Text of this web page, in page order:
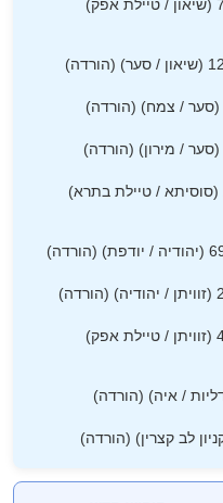
קצרין - שיאון 73 (שיאון / טיילת אפק)
(סוסיתא / טיילת בתרא)
קצרין - זוויתן 49 (זוויתן / טיילת אפק)
/ איה) (הורדה)
לב קצרין) (הורדה)